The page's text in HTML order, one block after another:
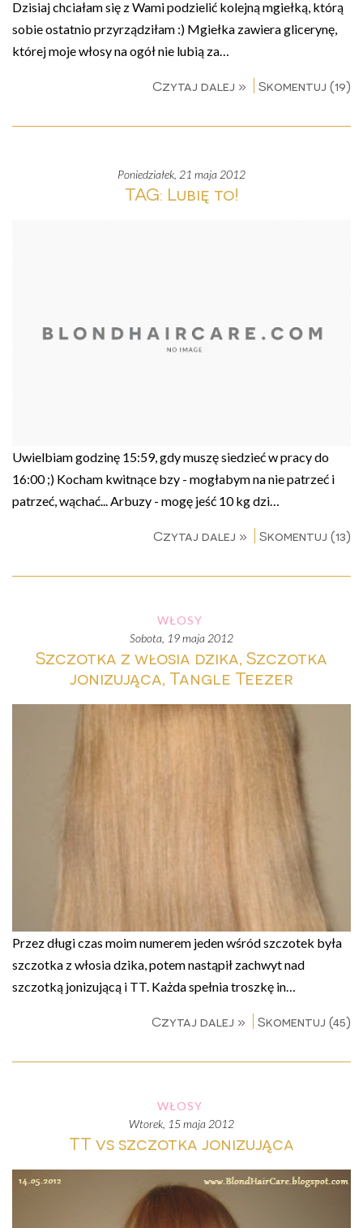
Dzisiaj chciałam się z Wami podzielić kolejną mgiełką, którą
sobie ostatnio przyrządziłam :) Mgiełka zawiera glicerynę,
której moje włosy na ogół nie lubią za…
Czytaj dalej » Skomentuj (19)
poniedziałek, 21 maja 2012
TAG: Lubię to!
Uwielbiam godzinę 15:59, gdy muszę siedzieć w pracy do
16:00 ;) Kocham kwitnące bzy - mogłabym na nie patrzeć i
patrzeć, wąchać... Arbuzy - mogę jeść 10 kg dzi…
Czytaj dalej » Skomentuj (13)
WŁOSY
sobota, 19 maja 2012
Szczotka z włosia dzika, Szczotka
jonizująca, Tangle Teezer
Przez długi czas moim numerem jeden wśród szczotek była
szczotka z włosia dzika, potem nastąpił zachwyt nad
szczotką jonizującą i TT. Każda spełnia troszkę in…
Czytaj dalej » Skomentuj (45)
WŁOSY
wtorek, 15 maja 2012
TT vs szczotka jonizująca